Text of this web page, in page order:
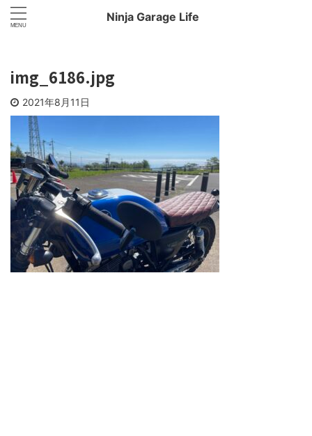
Ninja Garage Life
img_6186.jpg
2021年8月11日